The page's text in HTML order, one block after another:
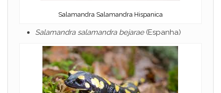
Salamandra Salamandra Hispanica
Salamandra salamandra bejarae(Espanha)